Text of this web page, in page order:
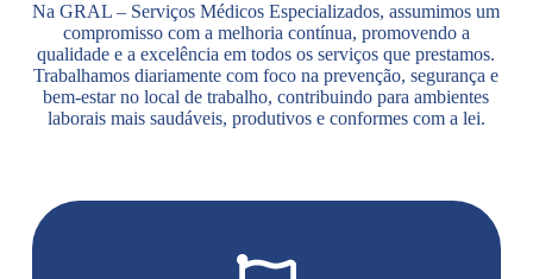
Na GRAL – Serviços Médicos Especializados, assumimos um
compromisso com a melhoria contínua, promovendo a
qualidade e a excelência em todos os serviços que prestamos.
Trabalhamos diariamente com foco na prevenção, segurança e
bem-estar no local de trabalho, contribuindo para ambientes
laborais mais saudáveis, produtivos e conformes com a lei.